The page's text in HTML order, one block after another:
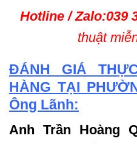
Hotline / Zalo:039
thuật
ĐÁNH GIÁ
HÀNG TẠI
Ông Lãnh:
Anh Trần Hoàng